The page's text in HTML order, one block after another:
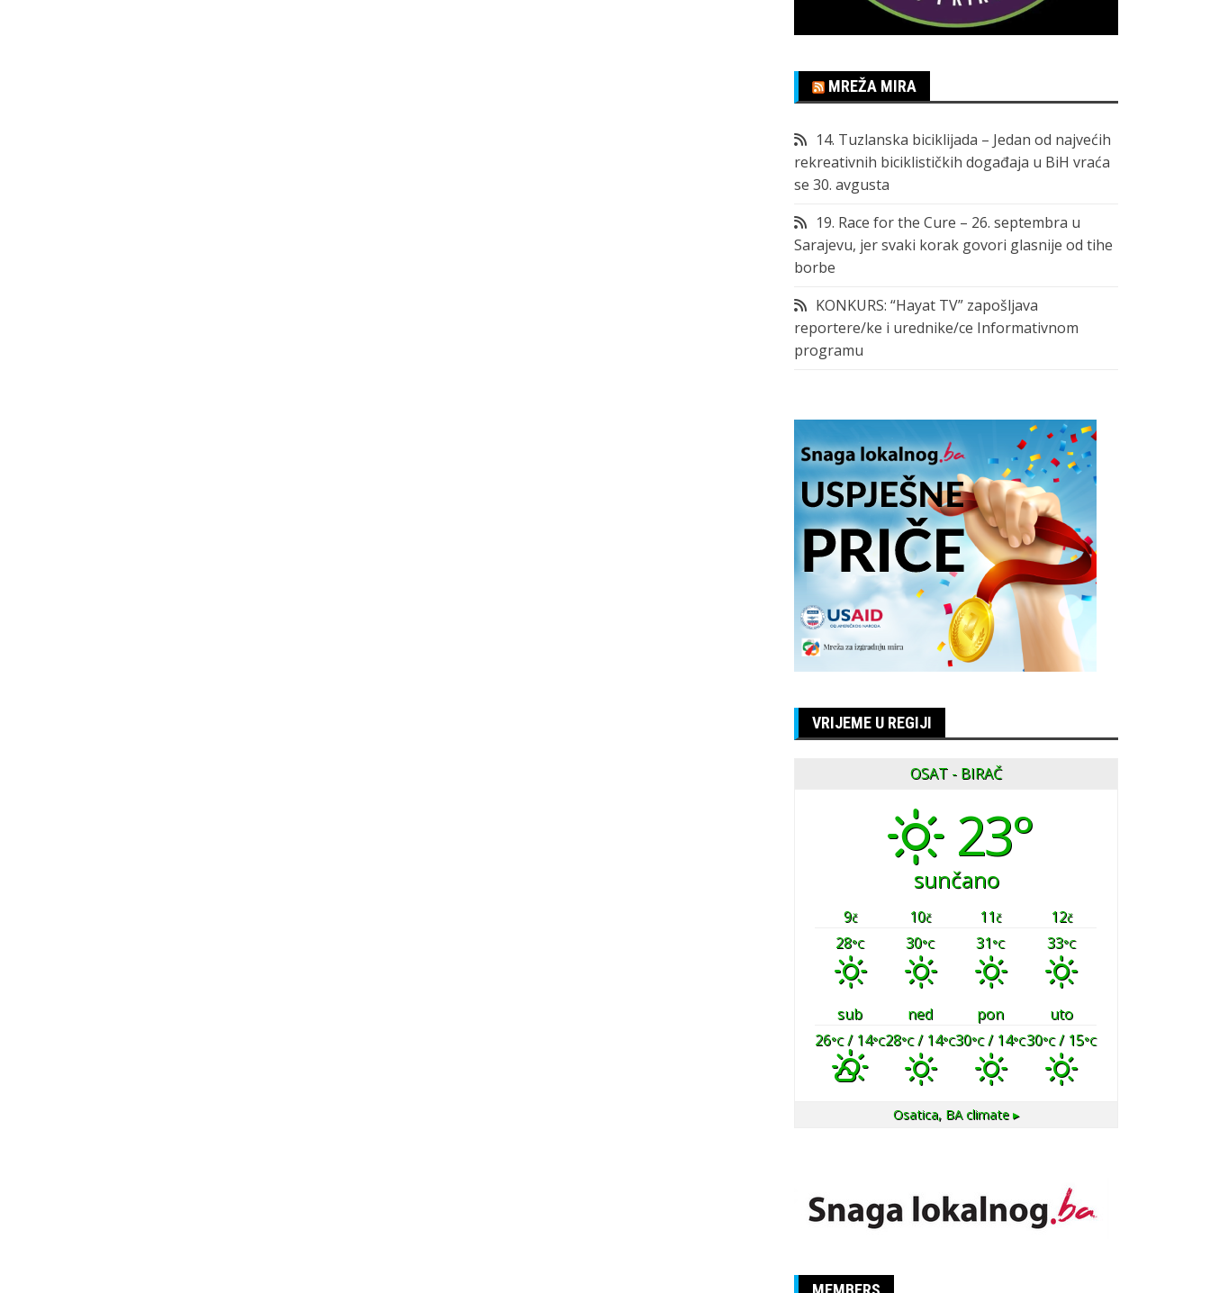
MREŽA MIRA
14. Tuzlanska biciklijada – Jedan od najvećih
rekreativnih biciklističkih događaja u BiH vraća
se 30. avgusta
19. Race for the Cure – 26. septembra u
Sarajevu, jer svaki korak govori glasnije od tihe
borbe
KONKURS: “Hayat TV” zapošljava
reportere/ke i urednike/ce Informativnom
programu
VRIJEME U REGIJI
OSAT - BIRAČ
23°
sunčano
9č 10č 11č 12č
28°C 30°C 31°C 33°C
sub ned pon
uto
26°C/ 14°C28°C/ 14°C30°C/ 14°C30°C/ 15°C
Osatica, BAclimate ▸